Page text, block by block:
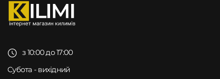
з 10:00 до 17:00
Субота - вихідний